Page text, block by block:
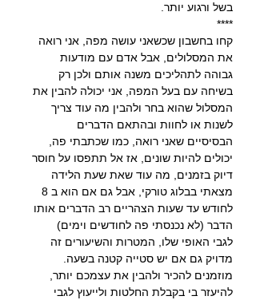
בשל ורגוע יותר.
****
קחו בחשבון שכשאני עושה מפה, אני רואה
את המסלולים, אבל אדם עם מודעות
גבוהה לתהליכים משנה אותם ולכן רק
בשיחה עם בעל המפה, אני יכולה להבין את
המסלול שהוא בחר ולהבין מה עוד צריך
לשנות או לחוות ובהתאם הדברים
הבסיסיים שאני רואה, כמו שכתבתי פה,
יכולים להיות שונים, אז אל תתפסו על חוסר
דיוק בזמנים, מה עוד שאת שעת הלידה
לחודש עד שעות הצהריים רב הדברים אותו
הדבר (לא נכנסתי פה לחודשים וימים)
לגבי האופי שלו, המטרות והשיעורים זה
מדויק גם אם יש סטייה קטנה בשעה.
מוזמנים להכיר ולהבין את עצמכם יותר,
להיעזר בי בקבלת החלטות ולייעוץ לגבי